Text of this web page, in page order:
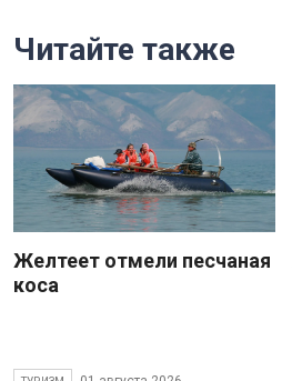
Читайте также
Желтеет отмели песчаная
коса